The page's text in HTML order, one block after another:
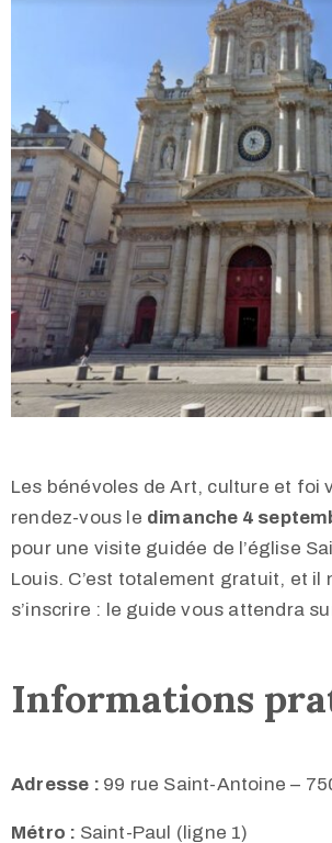
Les bénévoles de Art, culture et foi
rendez-vous le dimanche 4
pour une visite guidée de l’église
Louis. C’est totalement gratuit, et il
s’inscrire : le guide vous attendra
Informations
Adresse : 99 rue Saint-Antoine –
Métro : Saint-Paul (ligne 1)